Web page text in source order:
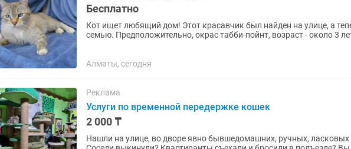
Бесплатно
Кот ищет любящий дом! Этот красавчик был найден на улице, а теперь очень ждёт свою
семью. Предположительно, окрас табби-пойнт, возраст - около 3 лет. Он очень
Алматы, сегодня
Реклама
Услуги по временной передержке кошек
2 000 ₸
Нашли на улице, во дворе явно бывшедомашних, ручных, ласковых